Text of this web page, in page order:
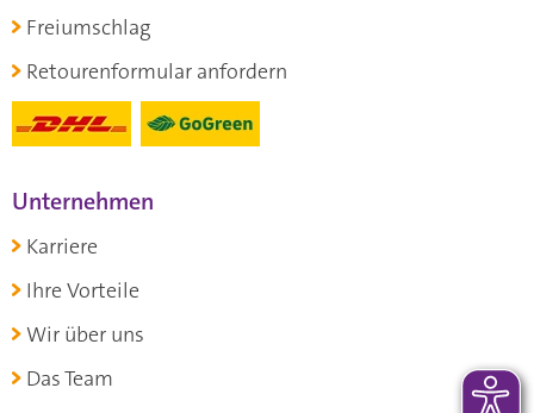
Freiumschlag
Retourenformular anfordern
Unternehmen
Karriere
Ihre Vorteile
Wir über uns
Das Team